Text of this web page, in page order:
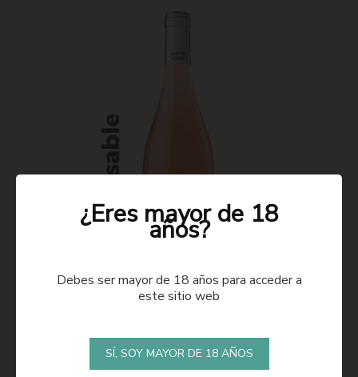
¿Eres mayor de 18
años?
Debes ser mayor de 18 años para acceder a
este sitio web
SÍ, SOY MAYOR DE 18 AÑOS